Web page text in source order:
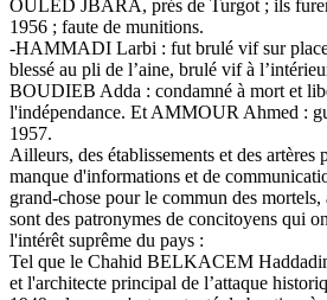
OULED JBARA, prés de Turgot ; ils
1956 ; faute de munitions.
-HAMMADI Larbi : fut brulé vif sur
blessé au pli de l’aine, brulé vif à
BOUDIEB Adda : condamné à mort et
l'indépendance. Et AMMOUR Ahmed :
1957.
Ailleurs, des établissements et des artères
manque d'informations et de
grand-chose pour le commun des mortels,
sont des patronymes de concitoyens qui
l'intérêt suprême du pays :
Tel que le Chahid BELKACEM
et l'architecte principal de l’attaque